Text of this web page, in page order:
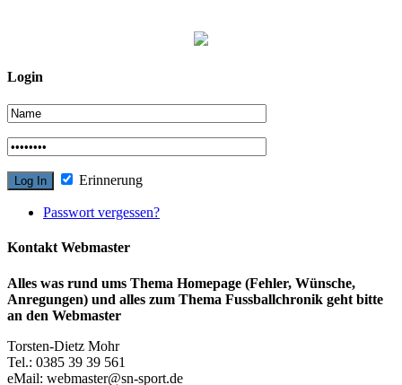
Login
Erinnerung
Passwort vergessen?
Kontakt Webmaster
Alles was rund ums Thema Homepage (Fehler, Wünsche,
Anregungen) und alles zum Thema Fussballchronik geht bitte
an den Webmaster
Torsten-Dietz Mohr
Tel.: 0385 39 39 561
eMail: webmaster@sn-sport.de